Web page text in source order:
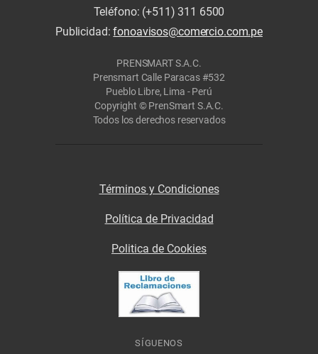
Teléfono: (+511) 311 6500
Publicidad:fonoavisos@comercio.com.pe
PRENSMART S.A.C.
Prensmart Calle Paracas #532
Pueblo Libre, Lima - Perú
Copyright © PrenSmart S.A.C.
Todos los derechos reservados
Términos y Condiciones
Política de Privacidad
Politica de Cookies
SÍGUENOS